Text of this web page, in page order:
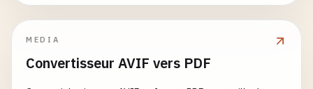
MEDIA
Convertisseur AVIF vers PDF